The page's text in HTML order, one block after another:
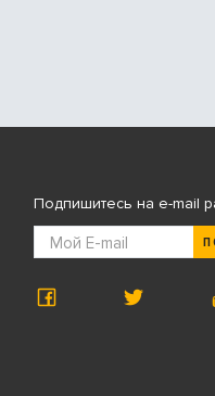
Подпишитесь на e-mail